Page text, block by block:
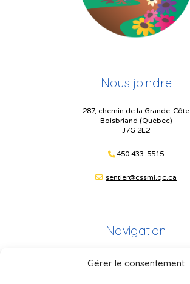
Gérer le consentement
Nous joindre
287, chemin de la Grande-Côte
Boisbriand (Québec)
J7G 2L2
450 433-5515
sentier@cssmi.qc.ca
Navigation
Plan du site